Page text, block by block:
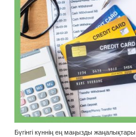
Бүгінгі күннің ең маңызды жаңалықтары